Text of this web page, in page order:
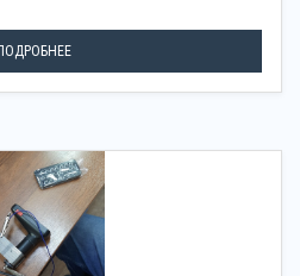
ПОДРОБНЕЕ